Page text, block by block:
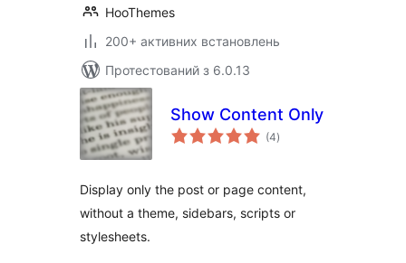
HooThemes
200+ активних встановлень
Протестований з 6.0.13
Show Content Only
(4загальний
рейтинг
)
Display only the post or page content,
without a theme, sidebars, scripts or
stylesheets.